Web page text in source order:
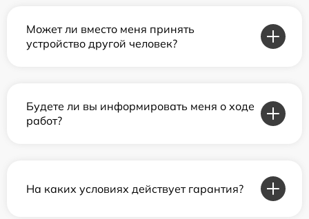
Может ли вместо меня принять
устройство другой человек?
Будете ли вы информировать меня о ходе
работ?
На каких условиях действует гарантия?